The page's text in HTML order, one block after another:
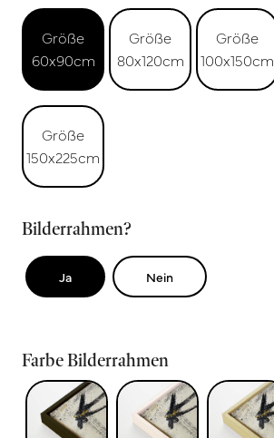
Größe
60x90cm
Größe
80x120cm
Größe
100x150cm
Größe
150x225cm
Bilderrahmen?
Ja Nein
Farbe Bilderrahmen